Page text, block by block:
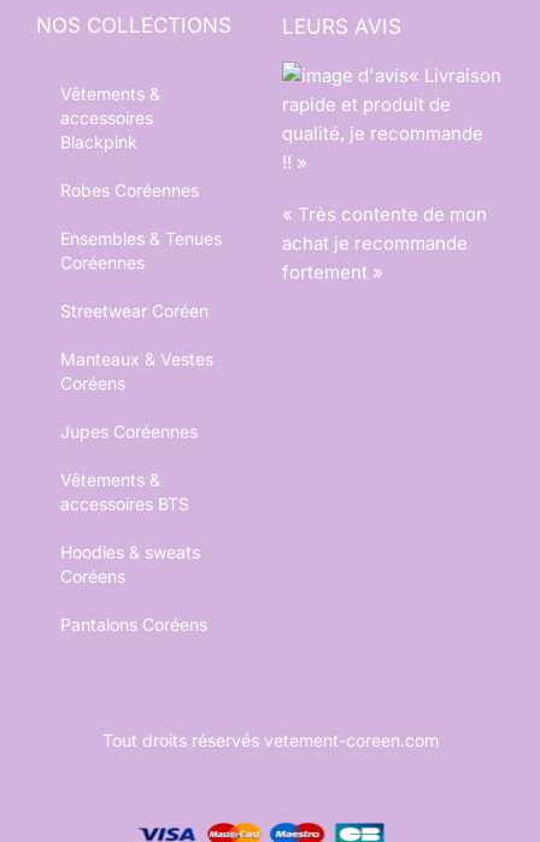
NOS COLLECTIONS
Vêtements &
accessoires
Blackpink
Robes Coréennes
Ensembles & Tenues
Coréennes
Streetwear Coréen
Manteaux & Vestes
Coréens
Jupes Coréennes
Vêtements &
accessoires BTS
Hoodies & sweats
Coréens
Pantalons Coréens
LEURS AVIS
« Livraison
rapide et produit de
qualité, je recommande
!! »
« Très contente de mon
achat je recommande
fortement »
Tout droits réservés vetement-coreen.com